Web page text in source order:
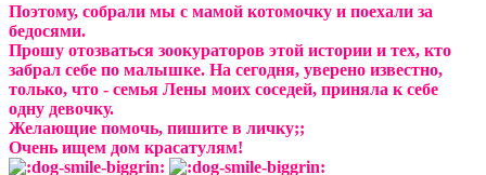
Поэтому, собрали мы с мамой котомочку и поехали за
бедосями.
Прошу отозваться зоокураторов этой истории и тех, кто
забрал себе по малышке. На сегодня, уверено известно,
только, что - семья Лены моих соседей, приняла к себе
одну девочку.
Желающие помочь, пишите в личку;;
Очень ищем дом красатулям!